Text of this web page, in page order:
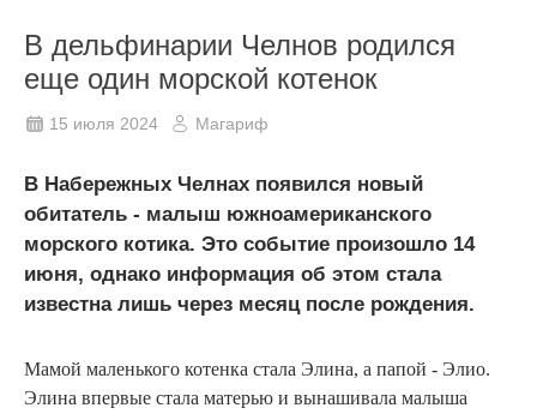
В дельфинарии Челнов родился
еще один морской котенок
15 июля 2024 Магариф
В Набережных Челнах появился новый
обитатель - малыш южноамериканского
морского котика. Это событие произошло 14
июня, однако информация об этом стала
известна лишь через месяц после рождения.
Мамой маленького котенка стала Элина, а папой - Элио.
Элина впервые стала матерью и вынашивала малыша